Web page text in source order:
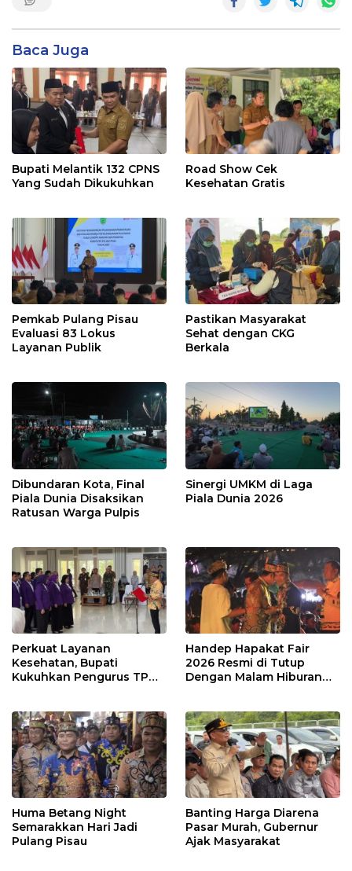
Baca Juga
Bupati Melantik 132 CPNS
Yang Sudah Dikukuhkan
Road Show Cek
Kesehatan Gratis
Pemkab Pulang Pisau
Evaluasi 83 Lokus
Layanan Publik
Pastikan Masyarakat
Sehat dengan CKG
Berkala
Dibundaran Kota, Final
Piala Dunia Disaksikan
Ratusan Warga Pulpis
Sinergi UMKM di Laga
Piala Dunia 2026
Perkuat Layanan
Kesehatan, Bupati
Kukuhkan Pengurus TP
Handep Hapakat Fair
2026 Resmi di Tutup
Dengan Malam Hiburan
Huma Betang Night
Semarakkan Hari Jadi
Pulang Pisau
Banting Harga Diarena
Pasar Murah, Gubernur
Ajak Masyarakat